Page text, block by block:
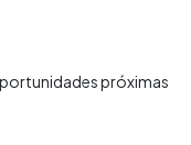
próximas